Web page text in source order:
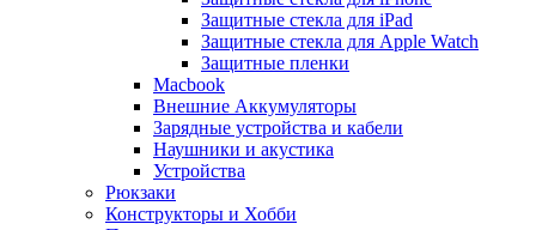
Защитные стекла для iPad
Защитные стекла для Apple Watch
Защитные пленки
Macbook
Внешние Аккумуляторы
Зарядные устройства и кабели
Наушники и акустика
Устройства
Рюкзаки
Конструкторы и Хобби